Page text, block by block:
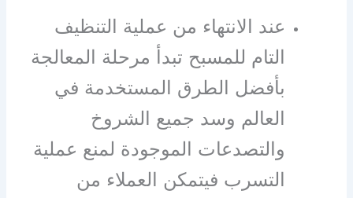
عند الانتهاء من عملية التنظيف
التام للمسبح تبدأ مرحلة المعالجة
بأفضل الطرق المستخدمة في
العالم وسد جميع الشروخ
والتصدعات الموجودة لمنع عملية
التسرب فيتمكن العملاء من